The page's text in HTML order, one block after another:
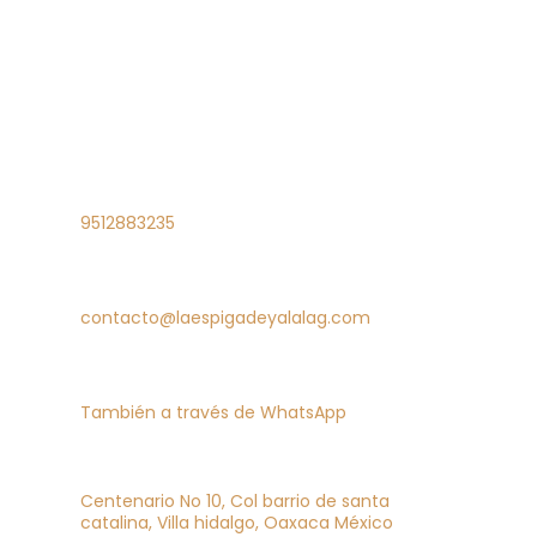
9512883235
contacto@laespigadeyalalag.com
También a través de WhatsApp
Centenario No 10, Col barrio de santa
catalina, Villa hidalgo, Oaxaca México